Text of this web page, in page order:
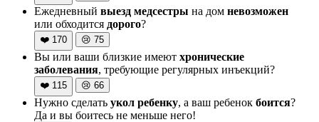
Ежедневный выезд медсестры на дом невозможен
или обходится дорого?
❤️ 170 😢 75
Вы или ваши близкие имеют хронические
заболевания, требующие регулярных инъекций?
❤️ 115 😢 66
Нужно сделать укол ребенку, а ваш ребенок боится?
Да и вы боитесь не меньше него!